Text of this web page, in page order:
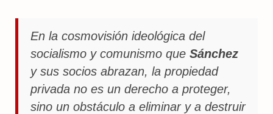
En la cosmovisión ideológica del
socialismo y comunismo que Sánchez
y sus socios abrazan, la propiedad
privada no es un derecho a proteger,
sino un obstáculo a eliminar y a destruir